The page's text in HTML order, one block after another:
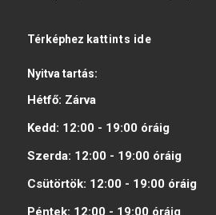
Térképhez kattints ide
Nyitva tartás:
Hétfő: Zárva
Kedd: 12:00 - 19:00 óráig
Szerda: 12:00 - 19:00 óráig
Csütörtök: 12:00 - 19:00 óráig
Péntek: 12:00 - 19:00 óráig